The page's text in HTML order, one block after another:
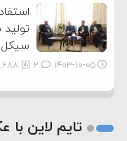
سیکل
۱۴۰۳-۱۰-۰۵
تایم لاین